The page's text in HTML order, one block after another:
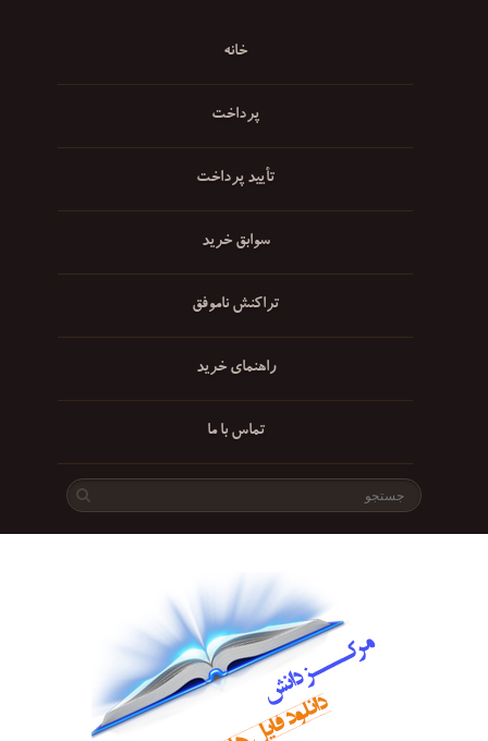
خانه
پرداخت
تأیید پرداخت
سوابق خرید
تراکنش ناموفق
راهنمای خرید
تماس با ما